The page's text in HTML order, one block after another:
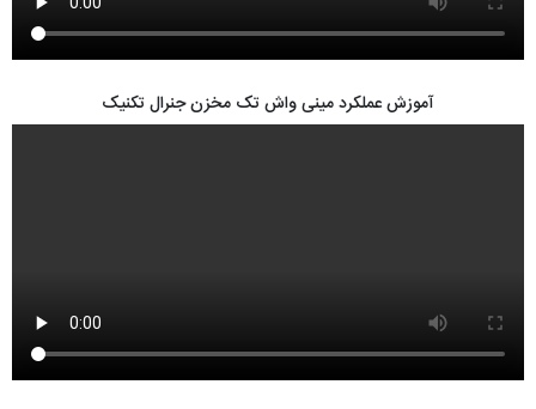
آموزش عملکرد مینی واش تک مخزن جنرال تکنیک